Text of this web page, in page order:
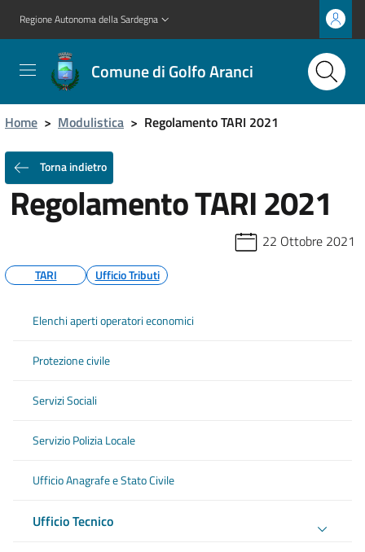
Regione Autonoma della Sardegna
Comune di Golfo Aranci
Home > Modulistica > Regolamento TARI 2021
Torna indietro
Regolamento TARI 2021
22 Ottobre 2021
TARI Ufficio Tributi
Elenchi aperti operatori economici
Protezione civile
Servizi Sociali
Servizio Polizia Locale
Ufficio Anagrafe e Stato Civile
Ufficio Tecnico